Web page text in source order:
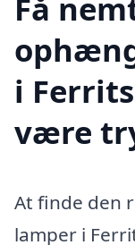
Få
i
være
At finde den
lamper i